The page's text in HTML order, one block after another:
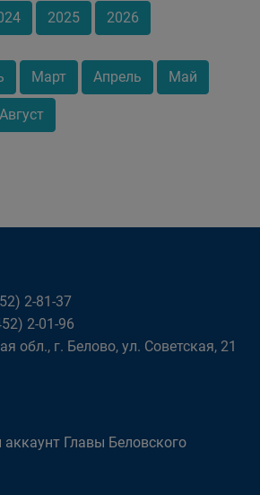
2025 2026
Март Апрель Май
Август
2-81-37
2-01-96
обл., г. Белово, ул. Советская, 21
Главы Беловского